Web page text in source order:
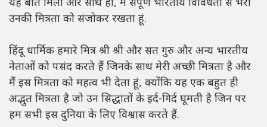
यह बात मिली और साथ ही, मैं संपूर्ण भारतीय विविधता से भरी
उनकी मित्रता को संजोकर रखता हूं.
हिंदू धार्मिक हमारे मित्र श्री श्री और सत गुरु और अन्य भारतीय
नेताओं को पसंद करते हैं जिनके साथ मेरी अच्छी मित्रता है और
मैं इस मित्रता को महत्व भी देता हूं, क्योंकि यह एक बहुत ही
अद्भुत मित्रता है जो उन सिद्धांतों के इर्द-गिर्द घूमती है जिन पर
हम सभी इस दुनिया के लिए विश्वास करते हैं.